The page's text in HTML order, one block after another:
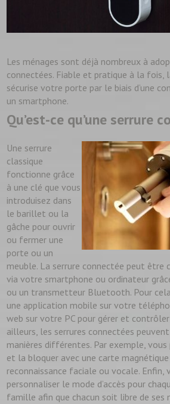
Les ménages sont déjà nombreux à
connectées. Fiable et pratique à la fois,
sécurise votre porte par le biais d’une
un smartphone.
Qu’est-ce qu’une serrure
Une serrure
classique
fonctionne grâce
à une clé que vous
introduisez dans
le barillet ou la
gâche pour ouvrir
ou fermer une
porte ou un
meuble. La serrure connectée peut être
via votre smartphone ou ordinateur
ou un transmetteur Bluetooth. Pour
une application mobile sur votre
web sur votre PC pour gérer et
ailleurs, les serrures connectées
manières différentes. Par exemple,
et la bloquer avec une carte
reconnaissance faciale ou vocale. Enfin,
personnaliser le mode d’accès pour
famille afin que chacun soit libre de ses